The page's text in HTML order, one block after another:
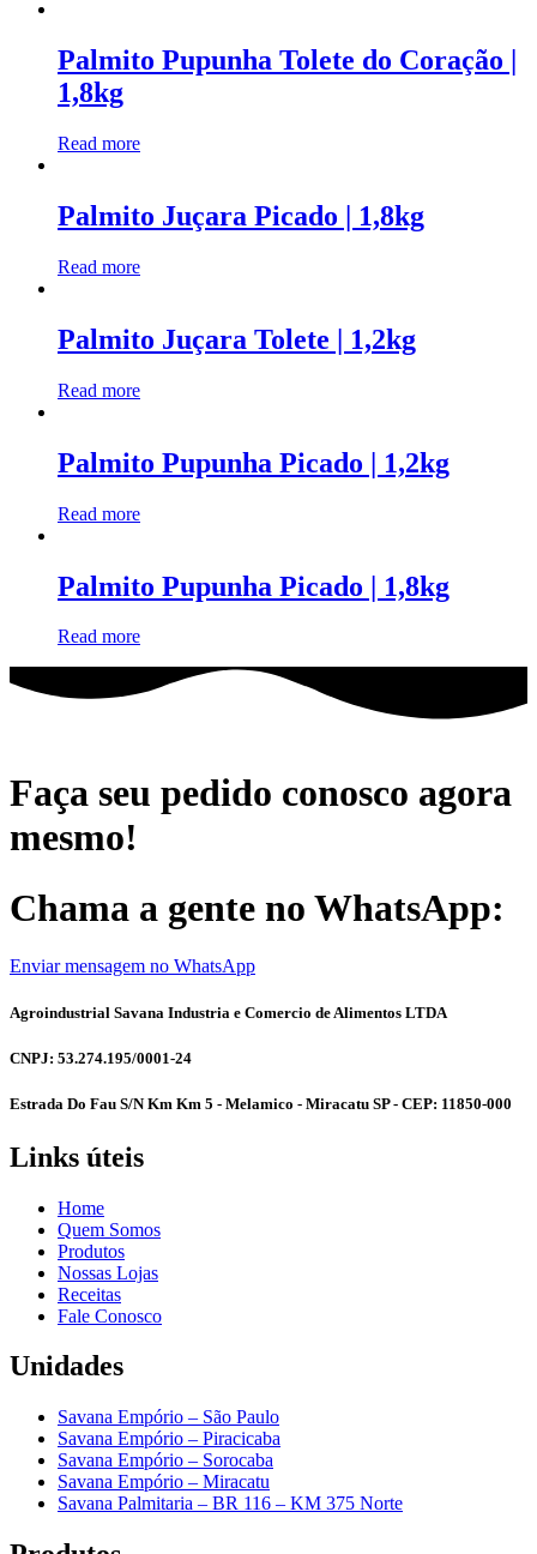
Palmito Pupunha Tolete do Coração |
1,8kg
Read more
Palmito Juçara Picado | 1,8kg
Read more
Palmito Juçara Tolete | 1,2kg
Read more
Palmito Pupunha Picado | 1,2kg
Read more
Palmito Pupunha Picado | 1,8kg
Read more
Faça seu pedido conosco agora
mesmo!
Chama a gente no WhatsApp:
Enviar mensagem no WhatsApp
Agroindustrial Savana Industria e Comercio de Alimentos LTDA
CNPJ: 53.274.195/0001-24
Estrada Do Fau S/N Km Km 5 - Melamico - Miracatu SP - CEP: 11850-000
Links úteis
Home
Quem Somos
Produtos
Nossas Lojas
Receitas
Fale Conosco
Unidades
Savana Empório – São Paulo
Savana Empório – Piracicaba
Savana Empório – Sorocaba
Savana Empório – Miracatu
Savana Palmitaria – BR 116 – KM 375 Norte